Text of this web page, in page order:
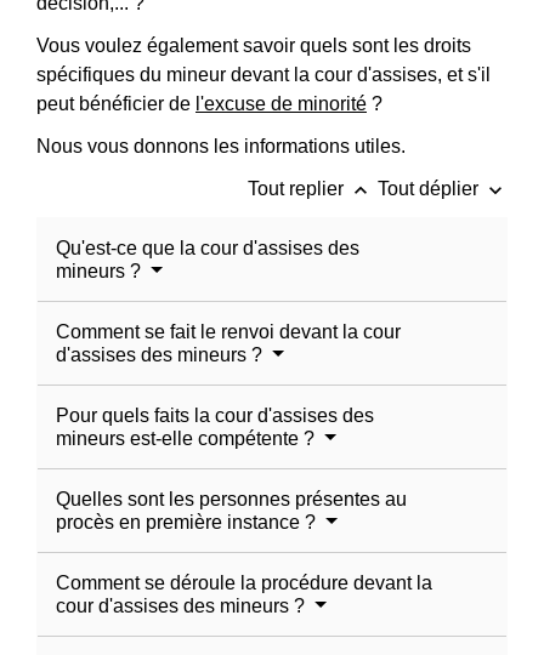
Vous voulez également savoir quels sont les droits
spécifiques du mineur devant la cour d'assises, et s'il
peut bénéficier de l'excuse de minorité ?
Nous vous donnons les informations utiles.
Tout replier keyboard_arrow_up Tout déplier keyboard_arrow_down
Qu'est-ce que la cour d'assises des
mineurs ?
Comment se fait le renvoi devant la cour
d'assises des mineurs ?
Pour quels faits la cour d'assises des
mineurs est-elle compétente ?
Quelles sont les personnes présentes au
procès en première instance ?
Comment se déroule la procédure devant la
cour d'assises des mineurs ?